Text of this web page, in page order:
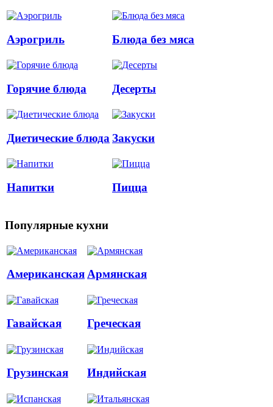
Аэрогриль Блюда без мяса
Горячие блюда Десерты
Диетические блюда Закуски
Напитки Пицца
Популярные кухни
АмериканскаяАрмянская
Гавайская Греческая
Грузинская Индийская